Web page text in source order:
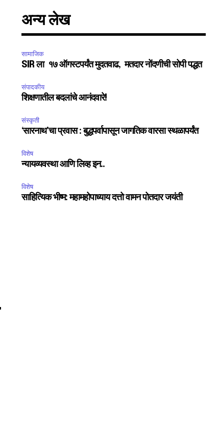
Followers
अन्य लेख
सामाजिक
SIR ला १७ ऑगस्टपर्यंत मुदतवाढ, मतदार नोंदणीची सोपी पद्धत
संपादकीय
शिक्षणातील बदलांचे आनंदवारे!
संस्कृती
‘सारनाथ’चा प्रवास : बुद्धपर्वापासून जागतिक वारसा स्थळापर्यंत
विशेष
न्यायव्यवस्था आणि लिव्ह इन..
विशेष
साहित्यिक भीष्म: महामहोपाध्याय दत्तो वामन पोतदार जयंती